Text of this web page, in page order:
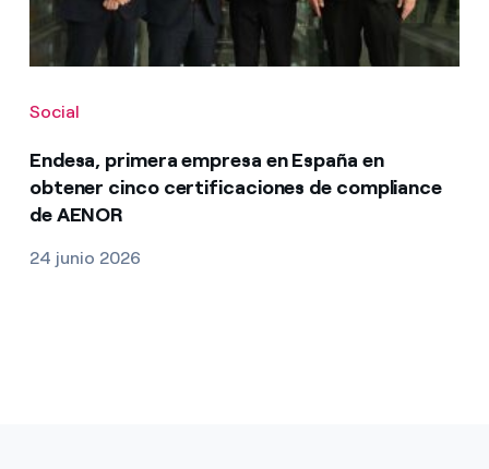
Social
Endesa, primera empresa en España en
obtener cinco certificaciones de compliance
de AENOR
24 junio 2026